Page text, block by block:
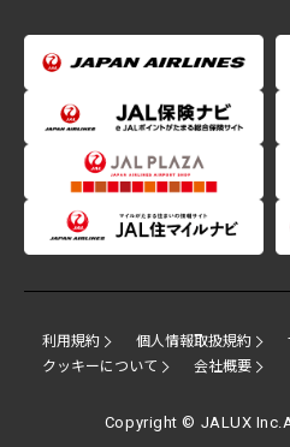
利用規約 個人情報取扱規約
クッキーについて
会社概要
Copyright © JALUX